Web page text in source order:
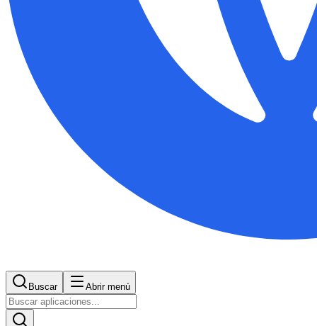
Buscar Abrir menú